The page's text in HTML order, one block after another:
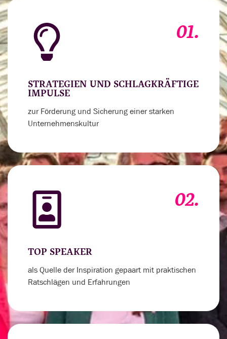
01.
STRATEGIEN UND SCHLAGKRÄFTIGE
IMPULSE
zur Förderung und Sicherung einer starken
Unternehmenskultur
02.
TOP SPEAKER
als Quelle der Inspiration gepaart mit praktischen
Ratschlägen und Erfahrungen